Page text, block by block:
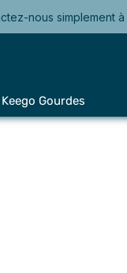
nous simplement
Keego Gourdes